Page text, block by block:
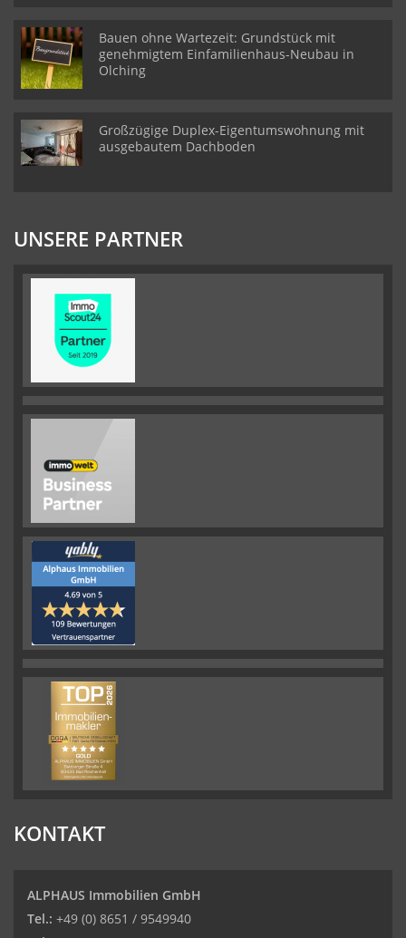
Bauen ohne Wartezeit: Grundstück mit
genehmigtem Einfamilienhaus-Neubau in
Olching
Großzügige Duplex-Eigentumswohnung mit
ausgebautem Dachboden
UNSERE PARTNER
KONTAKT
ALPHAUS Immobilien GmbH
Tel.: +49 (0) 8651 / 9549940